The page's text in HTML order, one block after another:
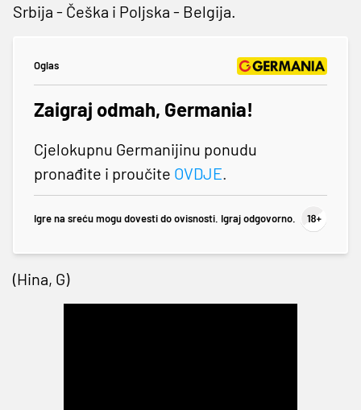
Srbija - Češka i Poljska - Belgija.
Oglas
Zaigraj odmah, Germania!
Cjelokupnu Germanijinu ponudu
pronađite i proučite OVDJE.
Igre na sreću mogu dovesti do ovisnosti. Igraj odgovorno.
(Hina, G)